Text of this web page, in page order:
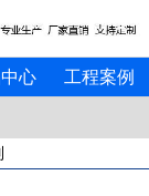
心 工程案例